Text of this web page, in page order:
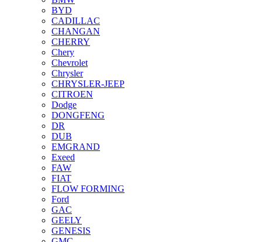
BYD
CADILLAC
CHANGAN
CHERRY
Chery
Chevrolet
Chrysler
CHRYSLER-JEEP
CITROEN
Dodge
DONGFENG
DR
DUB
EMGRAND
Exeed
FAW
FIAT
FLOW FORMING
Ford
GAC
GEELY
GENESIS